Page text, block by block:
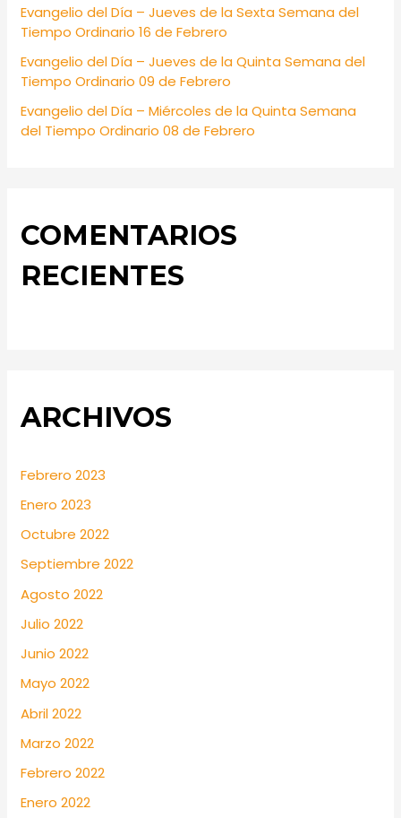
Evangelio del Día – Jueves de la Sexta Semana del
Tiempo Ordinario 16 de Febrero
Evangelio del Día – Jueves de la Quinta Semana del
Tiempo Ordinario 09 de Febrero
Evangelio del Día – Miércoles de la Quinta Semana
del Tiempo Ordinario 08 de Febrero
COMENTARIOS
RECIENTES
ARCHIVOS
Febrero 2023
Enero 2023
Octubre 2022
Septiembre 2022
Agosto 2022
Julio 2022
Junio 2022
Mayo 2022
Abril 2022
Marzo 2022
Febrero 2022
Enero 2022